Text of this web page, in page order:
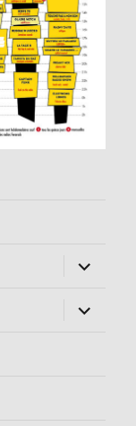
ouvrir
menu
ouvrir